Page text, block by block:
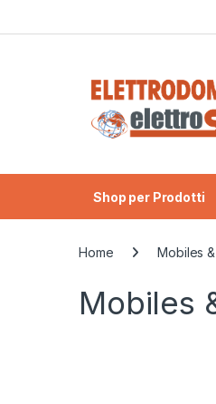
Shop per Prodotti
Home Mobiles
Mobiles